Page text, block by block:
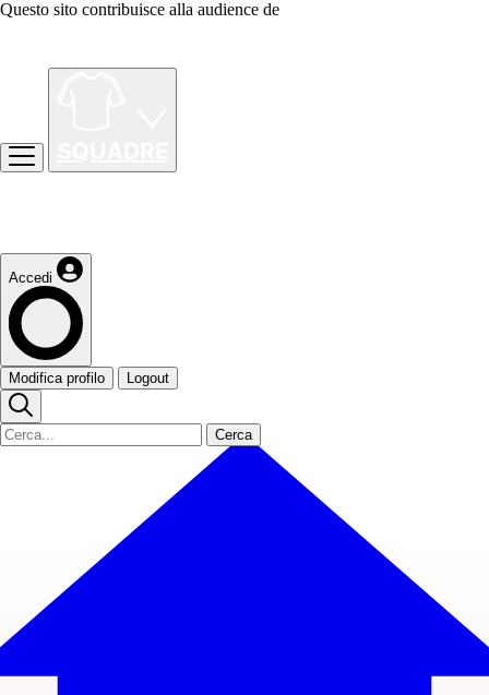
Questo sito contribuisce alla audience de
Accedi
Modifica profilo Logout
Cerca